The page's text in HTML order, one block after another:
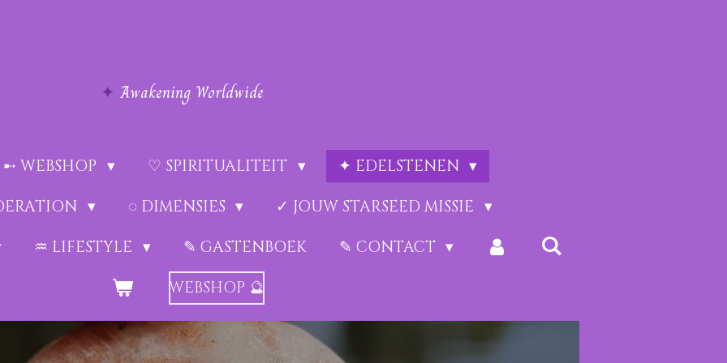
✦ Awakening Worldwide
➸ WEBSHOP ♡ SPIRITUALITEIT
✦ EDELSTENEN
◌ DIMENSIES
✓ JOUW STARSEED MISSIE
♒︎ LIFESTYLE ✎ GASTENBOEK
✎ CONTACT
WEBSHOP 🔮